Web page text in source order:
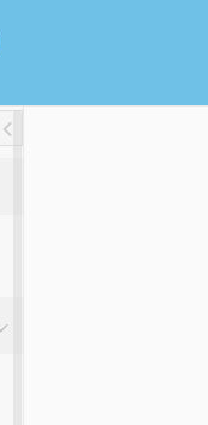
Toggle Fullwidth